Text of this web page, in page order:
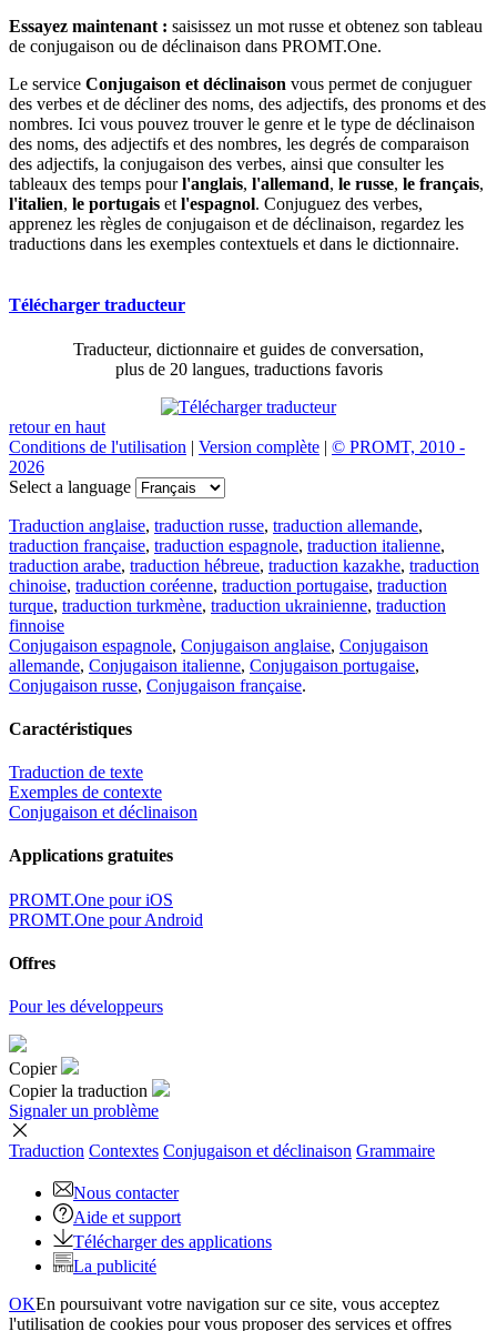
Essayez maintenant : saisissez un mot russe et obtenez son tableau
de conjugaison ou de déclinaison dans PROMT.One.
Le service Conjugaison et déclinaison vous permet de conjuguer
des verbes et de décliner des noms, des adjectifs, des pronoms et des
nombres. Ici vous pouvez trouver le genre et le type de déclinaison
des noms, des adjectifs et des nombres, les degrés de comparaison
des adjectifs, la conjugaison des verbes, ainsi que consulter les
tableaux des temps pourl'anglais, l'allemand, le russe, le français,
l'italien, le portugais et l'espagnol. Conjuguez des verbes,
apprenez les règles de conjugaison et de déclinaison, regardez les
traductions dans les exemples contextuels et dans le dictionnaire.
Télécharger traducteur
Traducteur, dictionnaire et guides de conversation,
plus de 20 langues, traductions favoris
retour en haut
Conditions de l'utilisation | Version complète | © PROMT, 2010 -
2026
Select a language
Traduction anglaise, traduction russe, traduction allemande,
traduction française, traduction espagnole, traduction italienne,
traduction arabe, traduction hébreue, traduction kazakhe, traduction
chinoise, traduction coréenne, traduction portugaise, traduction
turque, traduction turkmène, traduction ukrainienne, traduction
finnoise
Conjugaison espagnole, Conjugaison anglaise, Conjugaison
allemande, Conjugaison italienne, Conjugaison portugaise,
Conjugaison russe, Conjugaison française.
Caractéristiques
Traduction de texte
Exemples de contexte
Conjugaison et déclinaison
Applications gratuites
PROMT.One pour iOS
PROMT.One pour Android
Offres
Pour les développeurs
Copier
Copier la traduction
Signaler un problème
Traduction Contextes Conjugaison et déclinaison Grammaire
Nous contacter
Aide et support
Télécharger des applications
La publicité
OKEn poursuivant votre navigation sur ce site, vous acceptez
l'utilisation de cookies pour vous proposer des services et offres